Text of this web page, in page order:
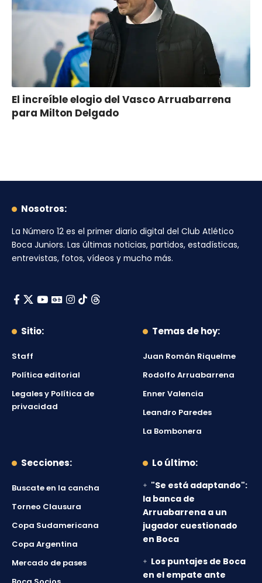
El increíble elogio del Vasco Arruabarrena
para Milton Delgado
Nosotros:
La Número 12 es el primer diario digital del Club Atlético
Boca Juniors. Las últimas noticias, partidos, estadísticas,
entrevistas, fotos, vídeos y mucho más.
Sitio:
Staff
Política editorial
Legales y Política de
privacidad
Temas de hoy:
Juan Román Riquelme
Rodolfo Arruabarrena
Enner Valencia
Leandro Paredes
La Bombonera
Secciones:
Buscate en la cancha
Torneo Clausura
Copa Sudamericana
Copa Argentina
Mercado de pases
Lo último:
"Se está adaptando":
la banca de
Arruabarrena a un
jugador cuestionado
en Boca
Los puntajes de Boca
en el empate ante